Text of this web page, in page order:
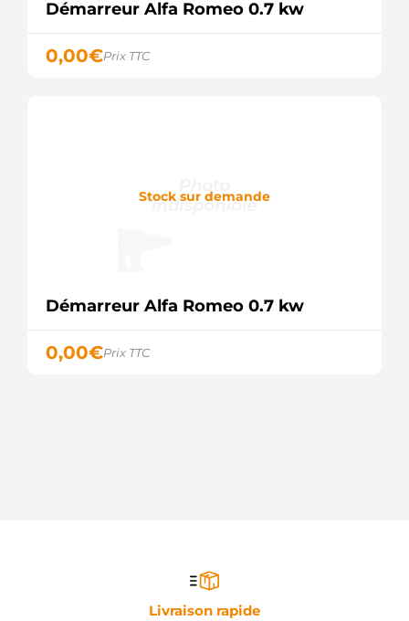
Démarreur Alfa Romeo 0.7 kw
0,00€Prix TTC
Stock sur demande
Démarreur Alfa Romeo 0.7 kw
0,00€Prix TTC
Livraison rapide